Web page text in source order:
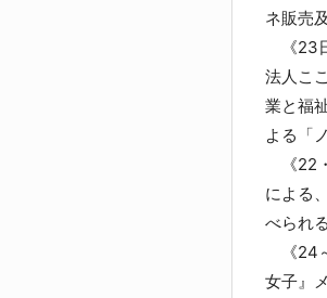
ネ販売
《23
法人こ
業と福
よる「
《22
による
べられ
《24
女子』